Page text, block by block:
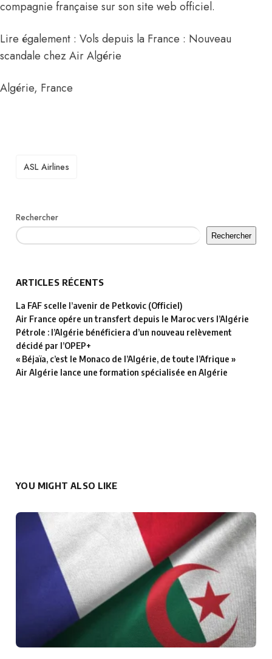
compagnie française sur son site web officiel.
Lire également : Vols depuis la France : Nouveau
scandale chez Air Algérie
Algérie, France
TAGS
ASL Airlines
Rechercher
Rechercher
ARTICLES RÉCENTS
La FAF scelle l’avenir de Petkovic (Officiel)
Air France opére un transfert depuis le Maroc vers l’Algérie
Pétrole : l’Algérie bénéficiera d’un nouveau relèvement
décidé par l’OPEP+
« Béjaïa, c’est le Monaco de l’Algérie, de toute l’Afrique »
Air Algérie lance une formation spécialisée en Algérie
YOU MIGHT ALSO LIKE